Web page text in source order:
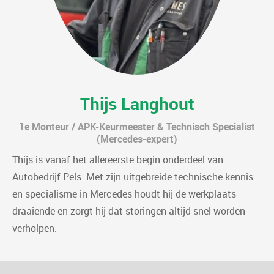
Thijs Langhout
1e Monteur / APK-Keurmeester & Technisch Specialist
(Mercedes-expert)
Thijs is vanaf het allereerste begin onderdeel van
Autobedrijf Pels. Met zijn uitgebreide technische kennis
en specialisme in Mercedes houdt hij de werkplaats
draaiende en zorgt hij dat storingen altijd snel worden
verholpen.